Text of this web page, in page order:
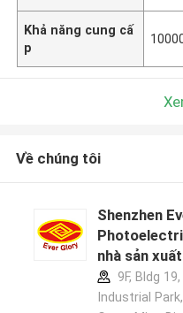
Khả năng cung cấ
p
Về chúng tôi
Shenzhen
nhà sản xuất
9F, Bldg
Industrial